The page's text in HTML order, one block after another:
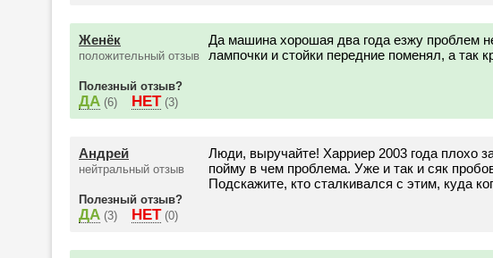
Женёк
положительный отзыв
Полезный отзыв?
ДА (6) НЕТ (3)
Да машина хорошая два года езжу проблем
лампочки и стойки передние поменял, а так
Андрей
нейтральный отзыв
Полезный отзыв?
ДА (3) НЕТ (0)
Люди, выручайте! Харриер 2003 года плохо
пойму в чем проблема. Уже и так и сяк
Подскажите, кто сталкивался с этим, куда